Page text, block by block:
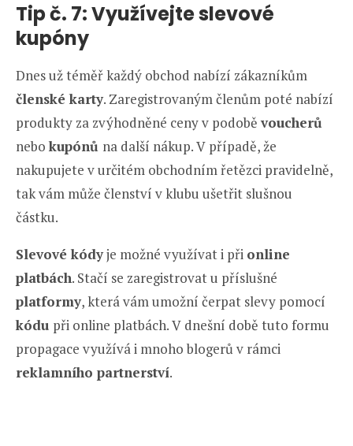
Tip č. 7: Využívejte slevové
kupóny
Dnes už téměř každý obchod nabízí zákazníkům
členské karty. Zaregistrovaným členům poté nabízí
produkty za zvýhodněné ceny v podobě voucherů
nebo kupónů na další nákup. V případě, že
nakupujete v určitém obchodním řetězci pravidelně,
tak vám může členství v klubu ušetřit slušnou
částku.
Slevové kódyje možné využívat i při online
platbách. Stačí se zaregistrovat u příslušné
platformy, která vám umožní čerpat slevy pomocí
kódu při online platbách. V dnešní době tuto formu
propagace využívá i mnoho blogerů v rámci
reklamního partnerství.